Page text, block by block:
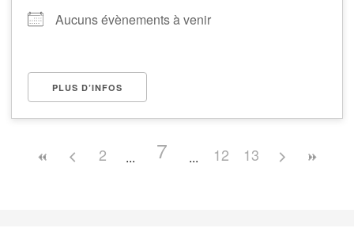
Aucuns évènements à venir
PLUS D’INFOS
2 7 12 13